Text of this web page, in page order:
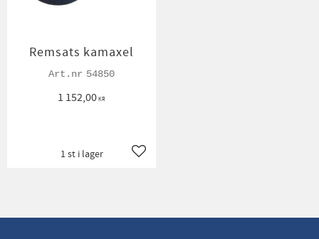
Remsats kamaxel
54850
1 152,00KR
Lägg till i favoriter
1 st i lager